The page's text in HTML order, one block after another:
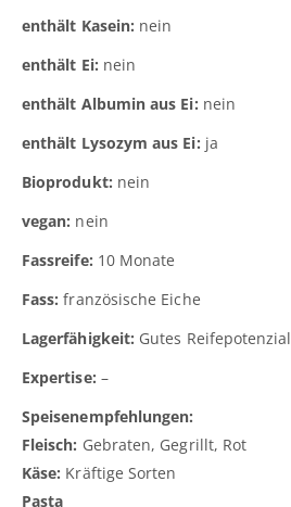
enthält Kasein: nein
enthält Ei: nein
enthält Albumin aus Ei: nein
enthält Lysozym aus Ei: ja
Bioprodukt: nein
vegan: nein
Fassreife: 10 Monate
Fass:französische Eiche
Lagerfähigkeit: Gutes Reifepotenzial
Expertise: –
Speisenempfehlungen:
Fleisch: Gebraten, Gegrillt, Rot
Käse: Kräftige Sorten
Pasta